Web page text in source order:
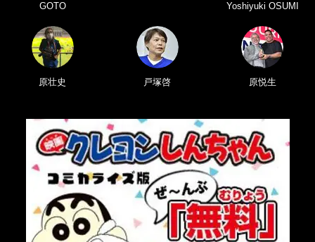
GOTO
Yoshiyuki OSUMI
原壮史 戸塚啓 原悦生